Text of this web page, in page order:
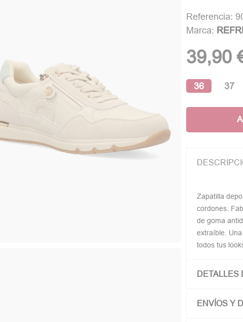
Referencia:
Marca:
39,90
36 37
Zapatilla
cordones.
de goma
extraíble.
todos tus
DETALLES
ENVÍOS Y